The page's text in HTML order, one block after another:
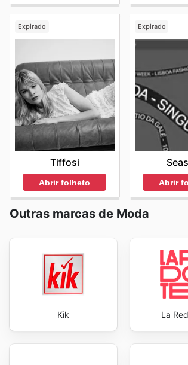
Expirado
Tiffosi
Abrir folheto
Expirado
Abrir
Outras marcas de Moda
Kik La